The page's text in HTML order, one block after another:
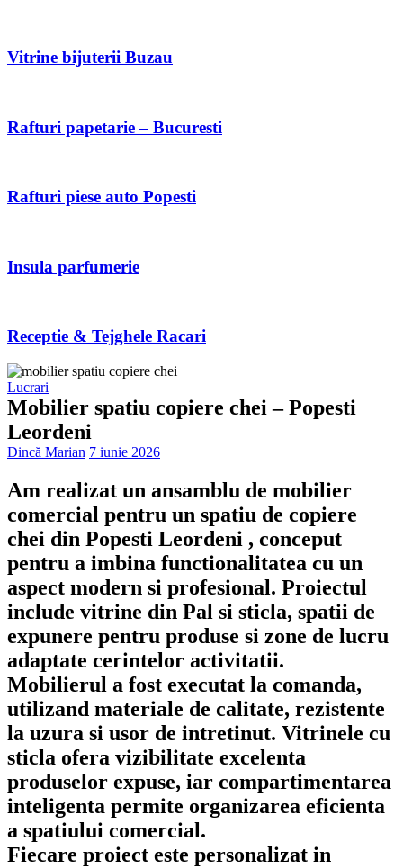
Vitrine bijuterii Buzau
Rafturi papetarie – Bucuresti
Rafturi piese auto Popesti
Insula parfumerie
Receptie & Tejghele Racari
Lucrari
Mobilier spatiu copiere chei – Popesti
Leordeni
Dincă Marian 7 iunie 2026
Am realizat un ansamblu de mobilier
comercial pentru un spatiu de copiere
chei din Popesti Leordeni , conceput
pentru a imbina functionalitatea cu un
aspect modern si profesional. Proiectul
include vitrine din Pal si sticla, spatii de
expunere pentru produse si zone de lucru
adaptate cerintelor activitatii.
Mobilierul a fost executat la comanda,
utilizand materiale de calitate, rezistente
la uzura si usor de intretinut. Vitrinele cu
sticla ofera vizibilitate excelenta
produselor expuse, iar compartimentarea
inteligenta permite organizarea eficienta
a spatiului comercial.
Fiecare proiect este personalizat in